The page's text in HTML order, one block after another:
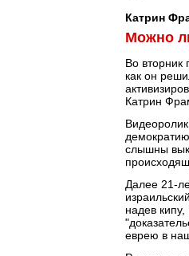
Катрин
Можно
Во вторник
как он
Катрин
слышны
Далее 21-
надев
еврею в